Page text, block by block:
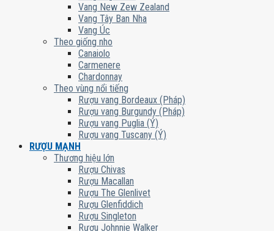
Vang New Zew Zealand
Vang Tây Ban Nha
Vang Úc
Theo giống nho
Canaiolo
Carmenere
Chardonnay
Theo vùng nổi tiếng
Rượu vang Bordeaux (Pháp)
Rượu vang Burgundy (Pháp)
Rượu vang Puglia (Ý)
Rượu vang Tuscany (Ý)
RƯỢU MẠNH
Thương hiệu lớn
Rượu Chivas
Rượu Macallan
Rượu The Glenlivet
Rượu Glenfiddich
Rượu Singleton
Rượu Johnnie Walker